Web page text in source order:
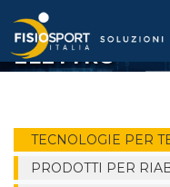
Mixing 2
ELETTRO
TECNOLOGIE PER
PRODOTTI PER